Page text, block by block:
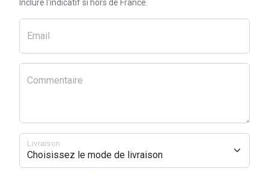
Inclure l'indicatif si hors de France.
Email
Commentaire
Livraison